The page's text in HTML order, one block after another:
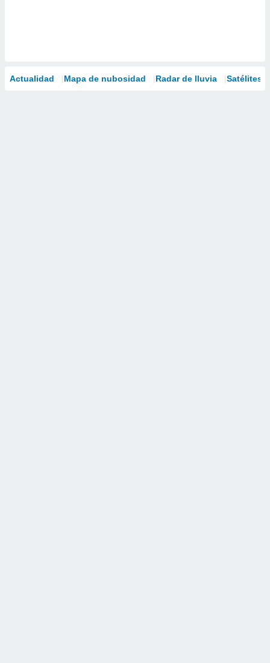
Actualidad Mapa de nubosidad Radar de lluvia Satélites